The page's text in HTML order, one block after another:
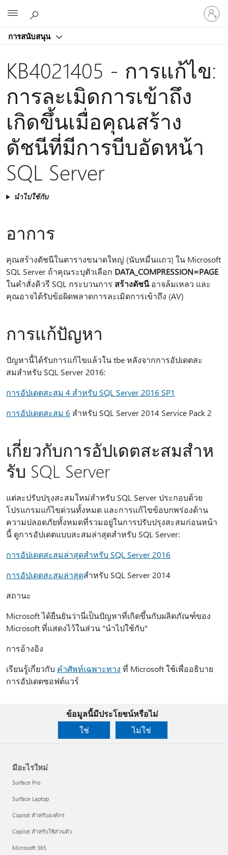
การสนับสนุน
ลงชื่อ
เข้า
บัญชี
คุณ
KB4021405 - การแก้ไข:
การละเมิดการเข้าถึง
เกิดขึ้นเมื่อคุณสร้าง
ดัชนีที่มีการบีบอัดหน้า
SQL Server
นำไปใช้กับ
อาการ
คุณสร้างดัชนีในตารางขนาดใหญ่ (นับหมื่นแถว) ใน Microsoft
SQL Server ถ้าคุณระบุตัวเลือก DATA_COMPRESSION=PAGE
ในคําสั่งคิวรี SQL กระบวนการ สร้างดัชนีอาจล้มเหลว และ
คุณอาจได้รับข้อผิดพลาดการละเมิดการเข้าถึง (AV)
การแก้ปัญหา
ปัญหานี้ได้รับการแก้ไขแล้วใน tbe หลังจากการอัปเดตสะ
สมสําหรับ SQL Server 2016:
การอัปเดตสะสม 4 สําหรับ SQL Server 2016 SP1
การอัปเดตสะสม 6 สําหรับ SQL Server 2014 Service Pack 2
เกี่ยวกับการอัปเดตสะสมสําห
รับ SQL Server
แต่ละปรับปรุงสะสมใหม่สําหรับ SQL Server ประกอบด้วย
โปรแกรมแก้ไขด่วนทั้งหมด และการแก้ไขข้อบกพร่องด้าน
ความปลอดภัยทั้งหมดที่รวมอยู่ในการปรับปรุงสะสมก่อนหน้า
นี้ ดูการอัปเดตแบบสะสมล่าสุดสําหรับ SQL Server:
การอัปเดตสะสมล่าสุดสําหรับ SQL Server 2016
การอัปเดตสะสมล่าสุดสําหรับ SQL Server 2014
สถานะ
Microsoft ได้ยืนยันว่านี่เป็นปัญหาที่เกิดขึ้นกับผลิตภัณฑ์ของ
Microsoft ที่แสดงไว้ในส่วน "นำไปใช้กับ"
การอ้างอิง
เรียนรู้เกี่ยวกับ คําศัพท์เฉพาะทาง ที่ Microsoft ใช้เพื่ออธิบาย
การอัปเดตซอฟต์แวร์
ข้อมูลนี้มีประโยชน์หรือไม่
ใช่
ไม่ใช่
มีอะไรใหม่
Surface Pro
Surface Laptop
Copilot สำหรับองค์กร
Copilot สำหรับใช้ส่วนตัว
Microsoft 365